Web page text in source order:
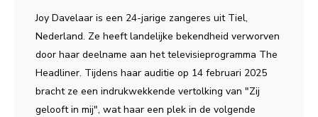
Joy Davelaar is een 24-jarige zangeres uit Tiel,
Nederland. Ze heeft landelijke bekendheid verworven
door haar deelname aan het televisieprogramma The
Headliner. Tijdens haar auditie op 14 februari 2025
bracht ze een indrukwekkende vertolking van "Zij
gelooft in mij", wat haar een plek in de volgende